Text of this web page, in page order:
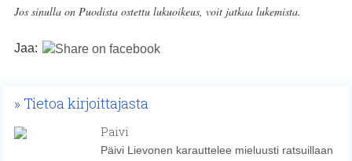
Jos sinulla on Puodista ostettu lukuoikeus, voit jatkaa lukemista.
Jaa:
Tietoa kirjoittajasta
Paivi
Päivi Lievonen karauttelee mieluusti ratsuillaan